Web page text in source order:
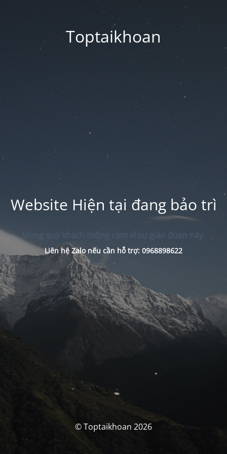
Toptaikhoan
Website Hiện tại đang bảo trì
Mong quý khách thông cảm vì sự gián đoạn này.
Liên hệ Zalo nếu cần hỗ trợ: 0968898622
© Toptaikhoan 2026